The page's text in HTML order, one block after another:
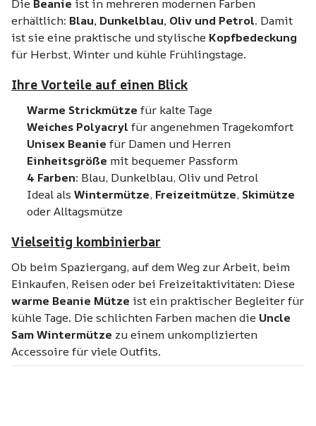
Die Beanie ist in mehreren modernen Farben
erhältlich: Blau, Dunkelblau, Oliv und Petrol. Damit
ist sie eine praktische und stylische Kopfbedeckung
für Herbst, Winter und kühle Frühlingstage.
Ihre Vorteile auf einen Blick
Warme Strickmütze für kalte Tage
Weiches Polyacryl für angenehmen Tragekomfort
Unisex Beanie für Damen und Herren
Einheitsgröße mit bequemer Passform
4 Farben: Blau, Dunkelblau, Oliv und Petrol
Ideal als Wintermütze, Freizeitmütze, Skimütze
oder Alltagsmütze
Vielseitig kombinierbar
Ob beim Spaziergang, auf dem Weg zur Arbeit, beim
Einkaufen, Reisen oder bei Freizeitaktivitäten: Diese
warme Beanie Mütze ist ein praktischer Begleiter für
kühle Tage. Die schlichten Farben machen die Uncle
Sam Wintermütze zu einem unkomplizierten
Accessoire für viele Outfits.